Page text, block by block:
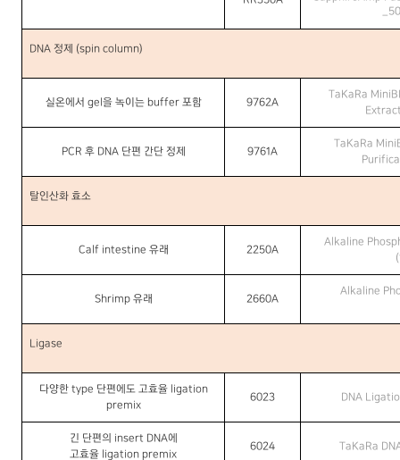
DNA 정제 (spin column)
실온에서 gel을 녹이는buffer 포함 9762A
TaKaRa
PCR 후DNA 단편 간단 정제 9761A
TaKaRa
탈인산화 효소
Calf intestine 유래 2250A
Alkaline
Shrimp 유래 2660A
Alkaline
Ligase
다양한type 단편에도 고효율ligation
premix
6023 DNA
긴 단편의 insert DNA에
고효율 ligation premix
6024 TaKaRa